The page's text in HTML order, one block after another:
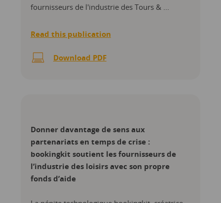
fournisseurs de l'industrie des Tours & ...
Read this publication
Download PDF
Donner davantage de sens aux
partenariats en temps de crise :
bookingkit soutient les fournisseurs de
l’industrie des loisirs avec son propre
fonds d’aide